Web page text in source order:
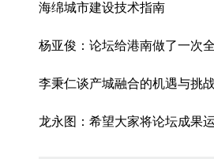
海绵城市建设技术指南
李秉仁谈产城融合的机遇与挑
龙永图：希望大家将论坛成果